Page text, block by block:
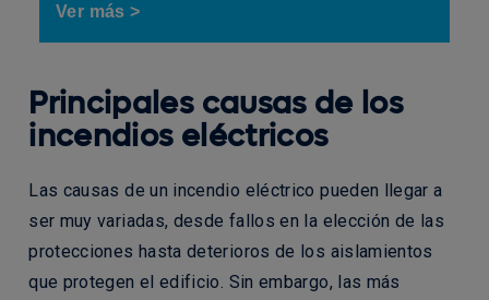
Ver más >
Principales causas de los
incendios eléctricos
Las causas de un incendio eléctrico pueden llegar a
ser muy variadas, desde fallos en la elección de las
protecciones hasta deterioros de los aislamientos
que protegen el edificio. Sin embargo, las más